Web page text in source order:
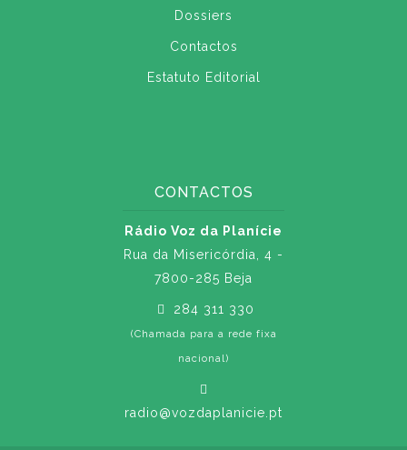
Dossiers
Contactos
Estatuto Editorial
CONTACTOS
Rádio Voz da Planície
Rua da Misericórdia, 4 -
7800-285 Beja
284 311 330
(Chamada para a rede fixa
nacional)
radio@vozdaplanicie.pt